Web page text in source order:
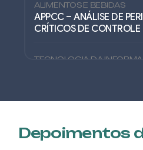
ALIMENTOS E BEBIDAS
APPCC – ANÁLISE DE
CRÍTICOS DE CONTROLE
TECNOLOGIA DA
ASSISTENTE
Depoimentos